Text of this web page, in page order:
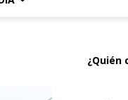
¿Quién